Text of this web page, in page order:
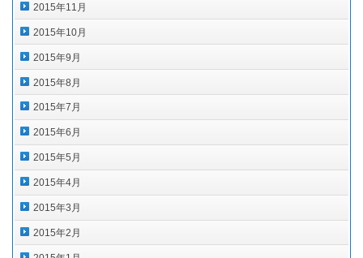
2015年11月
2015年10月
2015年9月
2015年8月
2015年7月
2015年6月
2015年5月
2015年4月
2015年3月
2015年2月